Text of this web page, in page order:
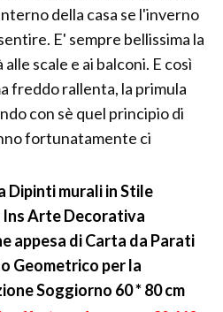
della casa se l'inverno
E' sempre bellissima la
scale e ai balconi. E così
freddo rallenta, la primula
con sè quel principio di
fortunatamente ci
Dipinti murali in Stile
Arte Decorativa
appesa di Carta da Parati
Geometrico per la
Soggiorno 60 * 80 cm